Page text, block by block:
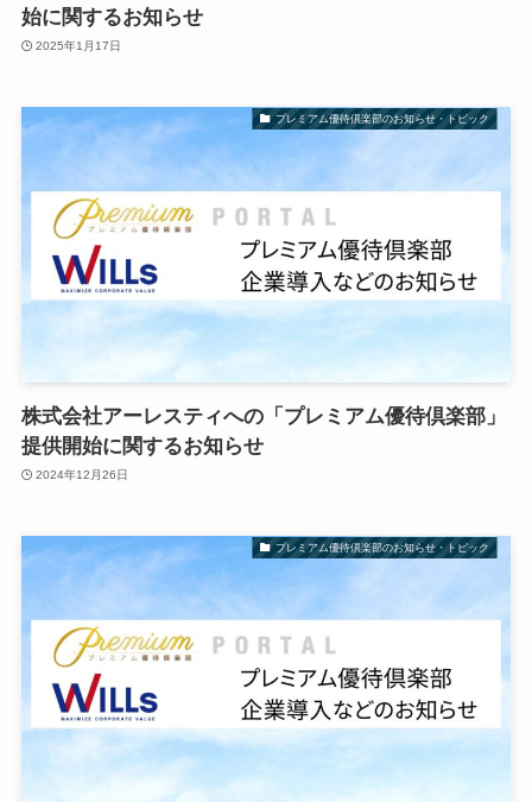
始に関するお知らせ
2025年1月17日
プレミアム優待倶楽部のお知らせ・トピック
株式会社アーレスティへの「プレミアム優待倶楽部」
提供開始に関するお知らせ
2024年12月26日
プレミアム優待倶楽部のお知らせ・トピック